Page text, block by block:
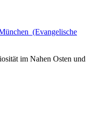
(Evangelische
im Nahen Osten und